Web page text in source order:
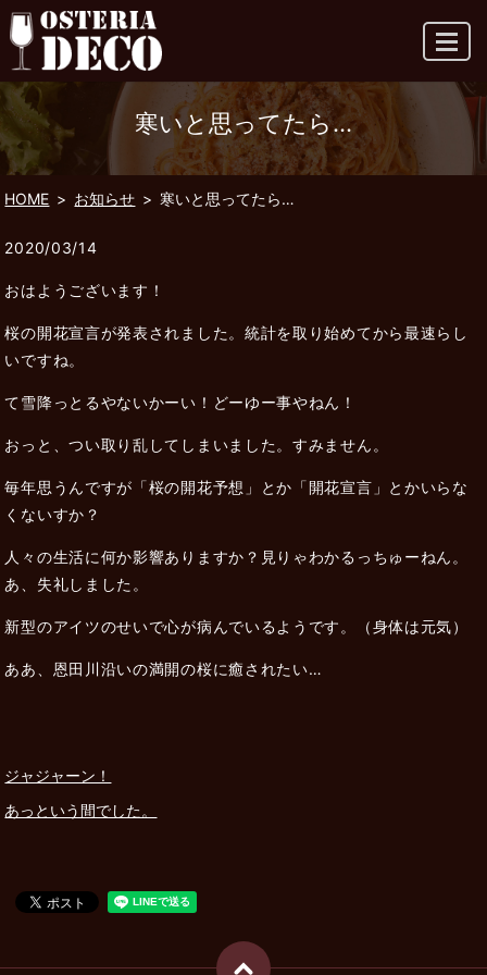
MENU
寒いと思ってたら…
HOME お知らせ 寒いと思ってたら…
2020/03/14
おはようございます！
桜の開花宣言が発表されました。統計を取り始めてから最速らし
いですね。
て雪降っとるやないかーい！どーゆー事やねん！
おっと、つい取り乱してしまいました。すみません。
毎年思うんですが「桜の開花予想」とか「開花宣言」とかいらな
くないすか？
人々の生活に何か影響ありますか？見りゃわかるっちゅーねん。
あ、失礼しました。
新型のアイツのせいで心が病んでいるようです。（身体は元気）
ああ、恩田川沿いの満開の桜に癒されたい…
ジャジャーン！
あっという間でした。